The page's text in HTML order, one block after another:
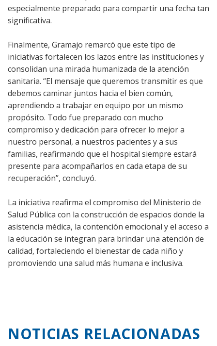
especialmente preparado para compartir una fecha tan
significativa.
Finalmente, Gramajo remarcó que este tipo de
iniciativas fortalecen los lazos entre las instituciones y
consolidan una mirada humanizada de la atención
sanitaria. “El mensaje que queremos transmitir es que
debemos caminar juntos hacia el bien común,
aprendiendo a trabajar en equipo por un mismo
propósito. Todo fue preparado con mucho
compromiso y dedicación para ofrecer lo mejor a
nuestro personal, a nuestros pacientes y a sus
familias, reafirmando que el hospital siempre estará
presente para acompañarlos en cada etapa de su
recuperación”, concluyó.
La iniciativa reafirma el compromiso del Ministerio de
Salud Pública con la construcción de espacios donde la
asistencia médica, la contención emocional y el acceso a
la educación se integran para brindar una atención de
calidad, fortaleciendo el bienestar de cada niño y
promoviendo una salud más humana e inclusiva.
NOTICIAS RELACIONADAS